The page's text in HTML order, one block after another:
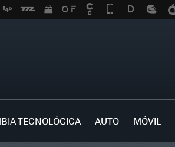
TECNOLÓGICA AUTO MÓVIL